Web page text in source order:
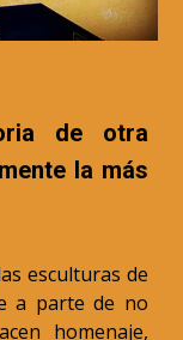
de otra
la más
esculturas de
a parte de no
homenaje,